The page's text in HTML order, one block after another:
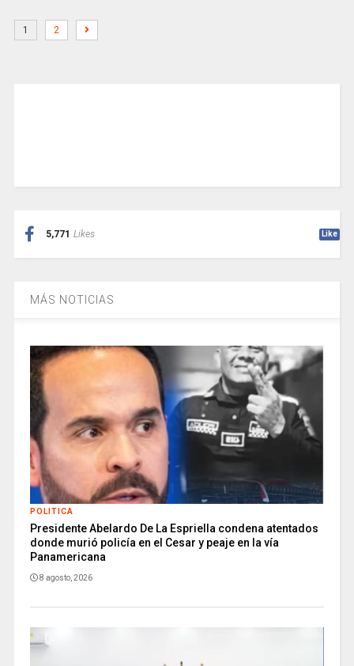
1 2
5,771 Likes Like
MÁS NOTICIAS
POLITICA
Presidente Abelardo De La Espriella condena atentados
donde murió policía en el Cesar y peaje en la vía
Panamericana
8 agosto, 2026